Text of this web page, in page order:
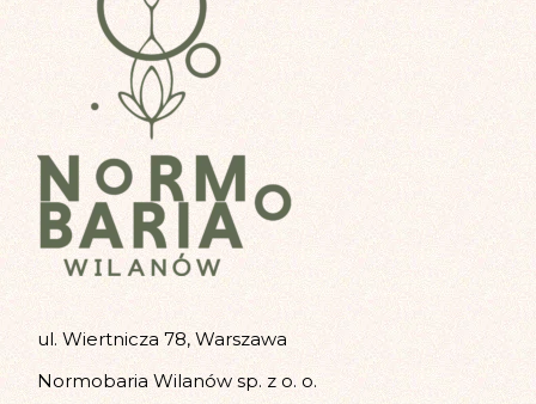
ul. Wiertnicza 78, Warszawa
Normobaria Wilanów sp. z o. o.